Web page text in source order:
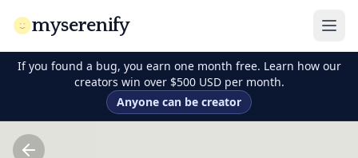
myserenify
If you found a bug, you earn one month free. Learn how our
creators win over $500 USD per month.
Anyone can be creator